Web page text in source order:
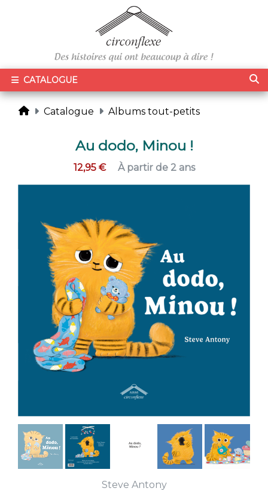
CATALOGUE
Catalogue Albums tout-petits
Au dodo, Minou !
12,95 € À partir de 2 ans
Steve Antony